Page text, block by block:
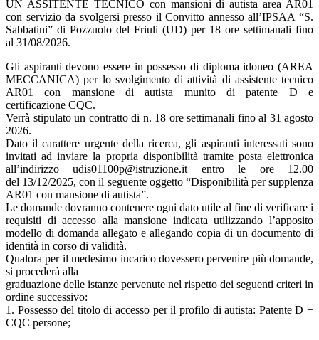
UN ASSITENTE TECNICO con mansioni di autista area AR01
con servizio da svolgersi presso il Convitto annesso all’IPSAA “S.
Sabbatini” di Pozzuolo del Friuli (UD) per 18 ore settimanali fino
al 31/08/2026.
Gli aspiranti devono essere in possesso di diploma idoneo (AREA
MECCANICA) per lo svolgimento di attività di assistente tecnico
AR01 con mansione di autista munito di patente D e
certificazione CQC.
Verrà stipulato un contratto di n. 18 ore settimanali fino al 31 agosto
2026.
Dato il carattere urgente della ricerca, gli aspiranti interessati sono
invitati ad inviare la propria disponibilità tramite posta elettronica
all’indirizzo udis01100p@istruzione.it entro le ore 12.00
del 13/12/2025, con il seguente oggetto “Disponibilità per supplenza
AR01 con mansione di autista”.
Le domande dovranno contenere ogni dato utile al fine di verificare i
requisiti di accesso alla mansione indicata utilizzando l’apposito
modello di domanda allegato e allegando copia di un documento di
identità in corso di validità.
Qualora per il medesimo incarico dovessero pervenire più domande,
si procederà alla
graduazione delle istanze pervenute nel rispetto dei seguenti criteri in
ordine successivo:
1. Possesso del titolo di accesso per il profilo di autista: Patente D +
CQC persone;